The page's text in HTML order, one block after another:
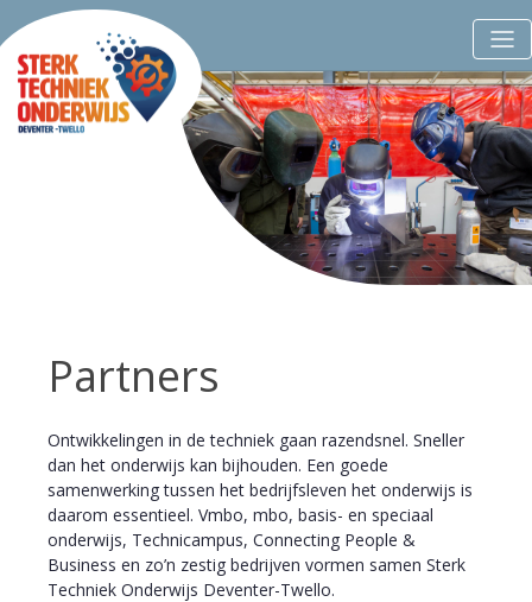
Partners
Ontwikkelingen in de techniek gaan razendsnel. Sneller
dan het onderwijs kan bijhouden. Een goede
samenwerking tussen het bedrijfsleven het onderwijs is
daarom essentieel. Vmbo, mbo, basis- en speciaal
onderwijs, Technicampus, Connecting People &
Business en zo’n zestig bedrijven vormen samen Sterk
Techniek Onderwijs Deventer-Twello.